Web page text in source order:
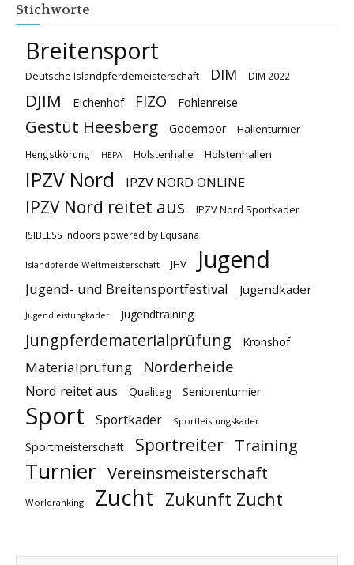
Stichworte
Breitensport
Deutsche Islandpferdemeisterschaft DIM DIM 2022
DJIM Eichenhof FIZO Fohlenreise
Gestüt Heesberg Godemoor Hallenturnier
Hengstkörung HEPA Holstenhalle Holstenhallen
IPZV Nord IPZV NORD ONLINE
IPZV Nord reitet aus IPZV Nord Sportkader
ISIBLESS Indoors powered by Equsana
Islandpferde Weltmeisterschaft JHV Jugend
Jugend- und Breitensportfestival Jugendkader
Jugendleistungkader Jugendtraining
Jungpferdematerialprüfung Kronshof
Materialprüfung Norderheide
Nord reitet aus Qualitag Seniorenturnier
Sport Sportkader Sportleistungskader
Sportmeisterschaft Sportreiter Training
Turnier Vereinsmeisterschaft
Worldranking Zucht Zukunft Zucht